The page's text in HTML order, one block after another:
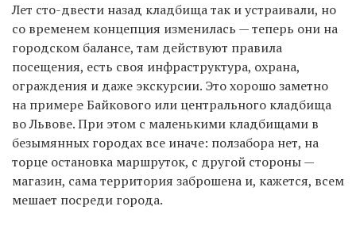
Лет сто-двести назад кладбища так и устраивали, но
со временем концепция изменилась — теперь они на
городском балансе, там действуют правила
посещения, есть своя инфраструктура, охрана,
ограждения и даже экскурсии. Это хорошо заметно
на примере Байкового или центрального кладбища
во Львове. При этом с маленькими кладбищами в
безымянных городах все иначе: ползабора нет, на
торце остановка маршруток, с другой стороны —
магазин, сама территория заброшена и, кажется, всем
мешает посреди города.